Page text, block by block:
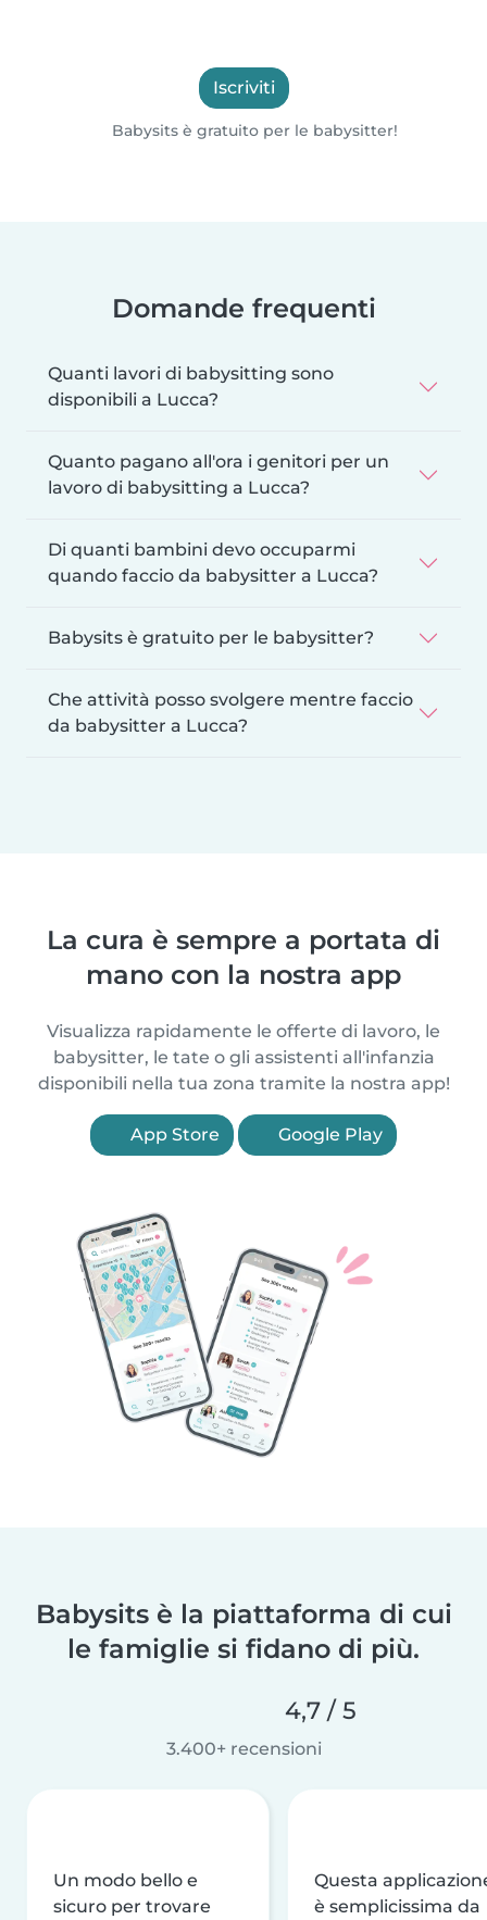
Iscriviti
Babysits è gratuito per le babysitter!
Domande frequenti
Quanti lavori di babysitting sono
disponibili a Lucca?
Quanto pagano all'ora i genitori per un
lavoro di babysitting a Lucca?
Di quanti bambini devo occuparmi
quando faccio da babysitter a Lucca?
Babysits è gratuito per le babysitter?
Che attività posso svolgere mentre faccio
da babysitter a Lucca?
La cura è sempre a portata di
mano con la nostra app
Visualizza rapidamente le offerte di lavoro, le
babysitter, le tate o gli assistenti all'infanzia
disponibili nella tua zona tramite la nostra app!
App Store Google Play
Babysits è la piattaforma di cui
le famiglie si fidano di più.
4,7 / 5
3.400+ recensioni
Un modo bello e
sicuro per trovare
Questa
è semplicissima da